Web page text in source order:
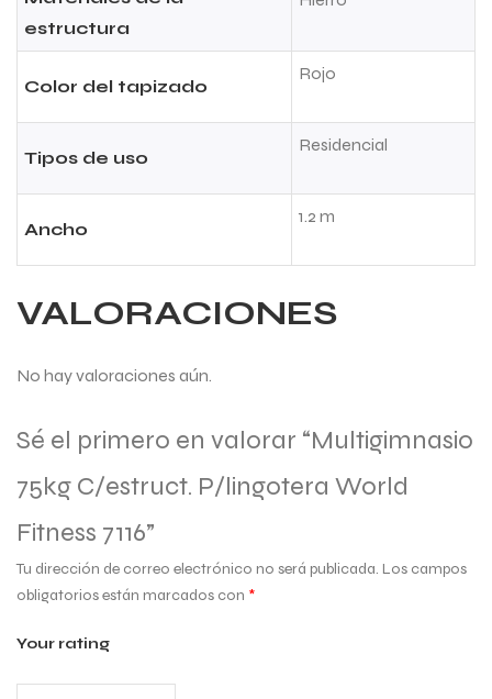
estructura
Color del tapizado
Rojo
Tipos de uso
Residencial
Ancho
1.2 m
VALORACIONES
No hay valoraciones aún.
Sé el primero en valorar “Multigimnasio
75kg C/estruct. P/lingotera World
Fitness 7116”
Tu dirección de correo electrónico no será publicada. Los campos
obligatorios están marcados con *
Your rating